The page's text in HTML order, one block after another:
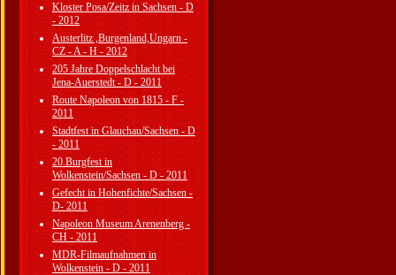
Kloster Posa/Zeitz in Sachsen - D
- 2012
Austerlitz ,Burgenland,Ungarn -
CZ - A - H - 2012
205 Jahre Doppelschlacht bei
Jena-Auerstedt - D - 2011
Route Napoleon von 1815 - F -
2011
Stadtfest in Glauchau/Sachsen - D
- 2011
20.Burgfest in
Wolkenstein/Sachsen - D - 2011
Gefecht in Hohenfichte/Sachsen -
D- 2011
Napoleon Museum Arenenberg -
CH - 2011
MDR-Filmaufnahmen in
Wolkenstein - D - 2011